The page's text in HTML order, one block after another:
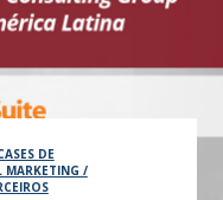
DE
MARKETING /